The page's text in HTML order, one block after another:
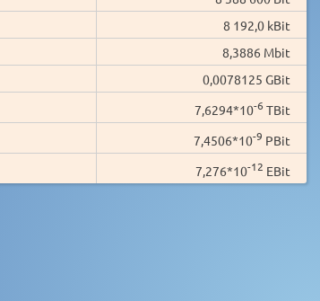
8 192,0 kBit
8,3886 Mbit
0,0078125 GBit
7,6294*10-6 TBit
7,4506*10-9 PBit
7,276*10-12 EBit